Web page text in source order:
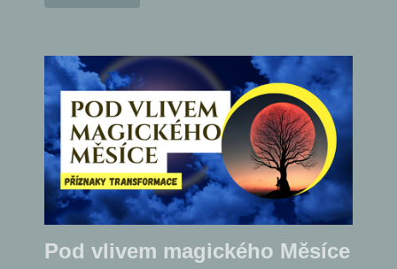
Pod vlivem magického Měsíce